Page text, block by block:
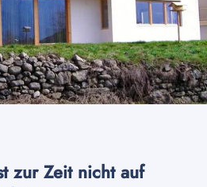
zur Zeit nicht auf